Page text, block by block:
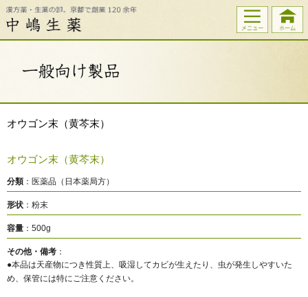
オウゴン末（黄芩末）
オウゴン末（黄芩末）
分類 ：医薬品（日本薬局方）
形状 ：粉末
容量 ：500g
その他・備考 ：
●本品は天産物につき性質上、吸湿してカビが生えたり、虫が発生しやすいた
め、保管には特にご注意ください。